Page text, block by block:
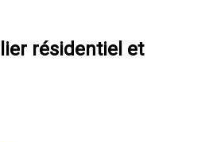
résidentiel et